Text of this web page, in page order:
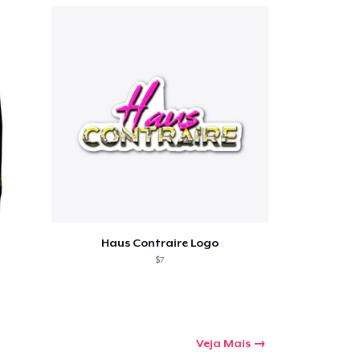
Haus Contraire Logo
$7
Veja Mais
o carrinho